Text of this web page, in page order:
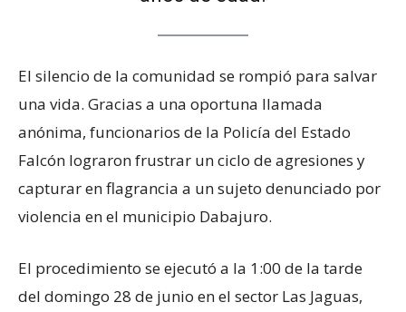
El silencio de la comunidad se rompió para salvar
una vida. Gracias a una oportuna llamada
anónima, funcionarios de la Policía del Estado
Falcón lograron frustrar un ciclo de agresiones y
capturar en flagrancia a un sujeto denunciado por
violencia en el municipio Dabajuro.
El procedimiento se ejecutó a la 1:00 de la tarde
del domingo 28 de junio en el sector Las Jaguas,